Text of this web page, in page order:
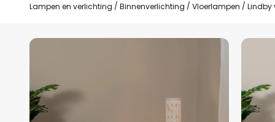
Lampen en verlichting Binnenverlichting Vloerlampen Lindby
Ga
einde
van